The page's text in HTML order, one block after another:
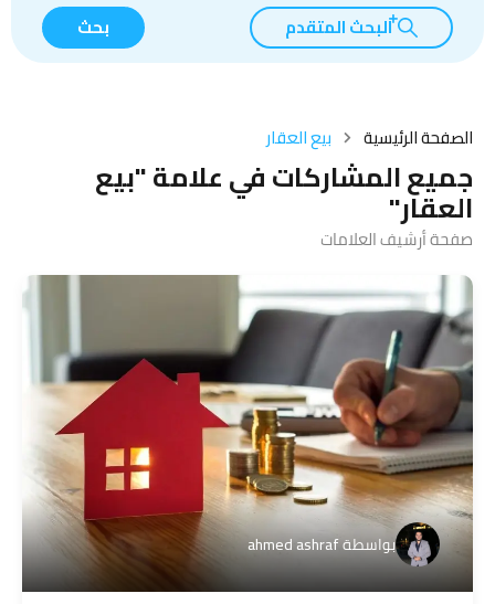
البحث المتقدم بحث
الصفحة الرئيسية بيع العقار
جميع المشاركات في علامة "بيع
العقار"
صفحة أرشيف العلامات
بواسطةahmed ashraf